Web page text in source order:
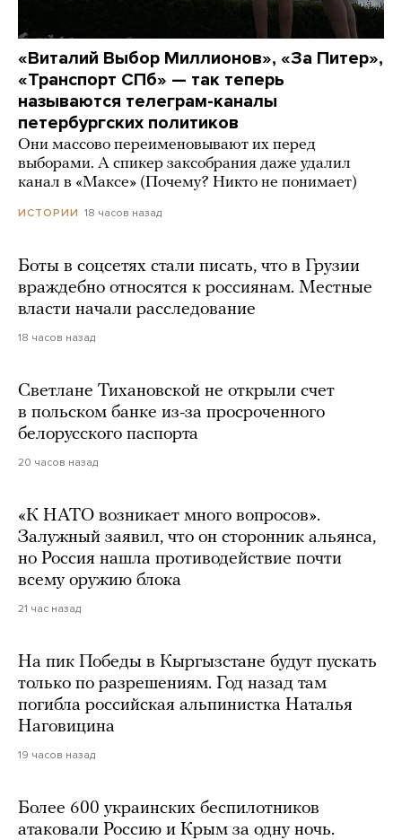
«Виталий Выбор Миллионов», «За Питер»,
«Транспорт СПб» — так теперь
называются телеграм-каналы
петербургских политиков
Они массово переименовывают их перед
выборами. А спикер заксобрания даже удалил
канал в «Максе» (Почему? Никто не понимает)
ИСТОРИИ 18 часов назад
Боты в соцсетях стали писать, что в Грузии
враждебно относятся к россиянам. Местные
власти начали расследование
18 часов назад
Светлане Тихановской не открыли счет
в польском банке из-за просроченного
белорусского паспорта
20 часов назад
«К НАТО возникает много вопросов».
Залужный заявил, что он сторонник альянса,
но Россия нашла противодействие почти
всему оружию блока
21 час назад
На пик Победы в Кыргызстане будут пускать
только по разрешениям. Год назад там
погибла российская альпинистка Наталья
Наговицина
19 часов назад
Более 600 украинских беспилотников
атаковали Россию и Крым за одну ночь.